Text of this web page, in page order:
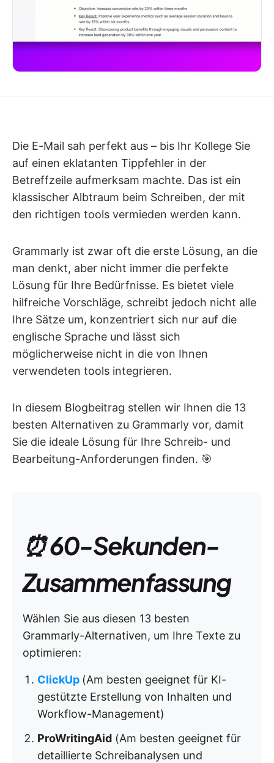
Die E-Mail sah perfekt aus – bis Ihr Kollege Sie
auf einen eklatanten Tippfehler in der
Betreffzeile aufmerksam machte. Das ist ein
klassischer Albtraum beim Schreiben, der mit
den richtigen tools vermieden werden kann.
Grammarly ist zwar oft die erste Lösung, an die
man denkt, aber nicht immer die perfekte
Lösung für Ihre Bedürfnisse. Es bietet viele
hilfreiche Vorschläge, schreibt jedoch nicht alle
Ihre Sätze um, konzentriert sich nur auf die
englische Sprache und lässt sich
möglicherweise nicht in die von Ihnen
verwendeten tools integrieren.
In diesem Blogbeitrag stellen wir Ihnen die 13
besten Alternativen zu Grammarly vor, damit
Sie die ideale Lösung für Ihre Schreib- und
Bearbeitung-Anforderungen finden. 🎯
⏰ 60-Sekunden-
Zusammenfassung
Wählen Sie aus diesen 13 besten
Grammarly-Alternativen, um Ihre Texte zu
optimieren:
ClickUp (Am besten geeignet für KI-
gestützte Erstellung von Inhalten und
Workflow-Management)
ProWritingAid (Am besten geeignet für
detaillierte Schreibanalysen und